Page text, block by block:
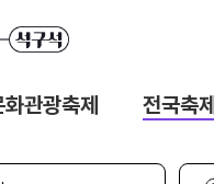
화관광축제 전국축제
지